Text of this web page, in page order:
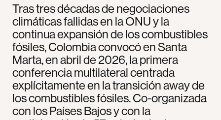
Tras tres décadas de negociaciones
climáticas fallidas en la ONU y la
continua expansión de los combustibles
fósiles, Colombia convocó en Santa
Marta, en abril de 2026, la primera
conferencia multilateral centrada
explícitamente en la transición away de
los combustibles fósiles. Co-organizada
con los Países Bajos y con la